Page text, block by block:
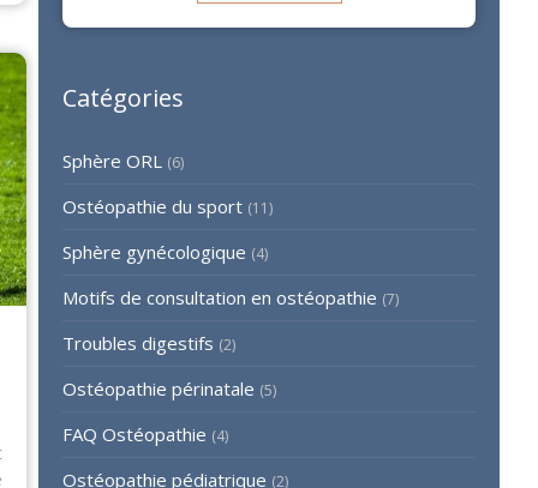
Catégories
Sphère ORL (6)
Ostéopathie du sport (11)
Sphère gynécologique (4)
Motifs de consultation en ostéopathie (7)
Troubles digestifs (2)
Ostéopathie périnatale (5)
FAQ Ostéopathie (4)
Ostéopathie pédiatrique (2)